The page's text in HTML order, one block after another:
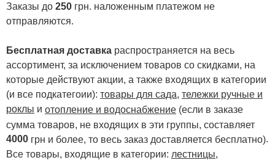
Заказы до 250 грн. наложенным платежом не
отправляются.
Бесплатная доставка распространяется на весь
ассортимент, за исключением товаров со скидками, на
которые действуют акции, а также входящих в категории
(и все подкатегоии): товары для сада, тележки ручные и
роклы и отопление и водоснабжение (если в заказе
сумма товаров, не входящих в эти группы, составляет
4000 грн и более, то весь заказ доставляется бесплатно).
Все товары, входящие в категории: лестницы,